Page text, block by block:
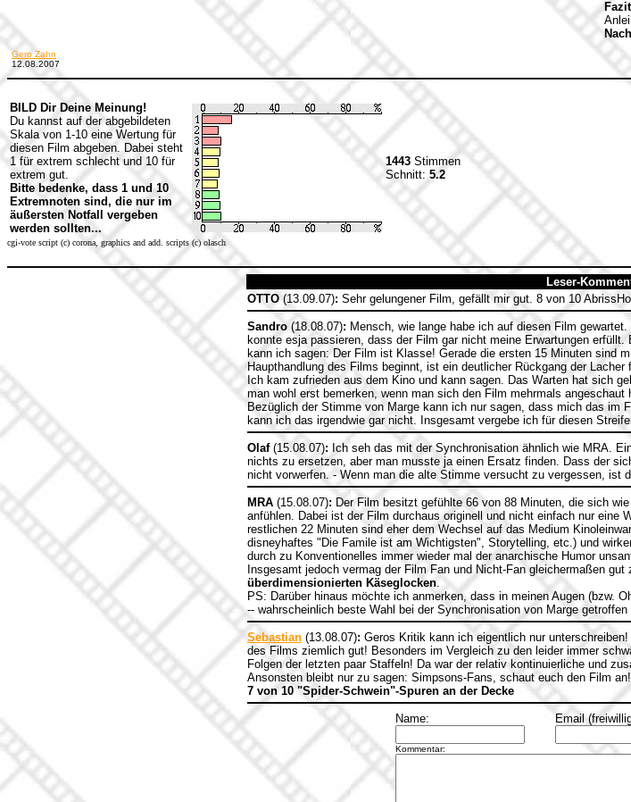
Gero Zahn
12.08.2007
BILD Dir Deine Meinung!
Du kannst auf der abgebildeten
Skala von 1-10 eine Wertung für
diesen Film abgeben. Dabei steht
1 für extrem schlecht und 10 für
extrem gut.
Bitte bedenke, dass 1 und 10
Extremnoten sind, die nur im
äußersten Notfall vergeben
werden sollten...
1443 Stimmen
Schnitt: 5.2
cgi-vote script (c) corona, graphics and add. scripts (c) olasch
Leser-
OTTO(13.09.07): Sehr gelungener Film, gefällt mir gut. 8 von 10
Sandro (18.08.07): Mensch, wie lange habe ich auf diesen Film
konnte esja passieren, dass der Film gar nicht meine Erwartungen
kann ich sagen: Der Film ist Klasse! Gerade die ersten 15 Minuten sind
Haupthandlung des Films beginnt, ist ein deutlicher Rückgang der
Ich kam zufrieden aus dem Kino und kann sagen. Das Warten hat sich
man wohl erst bemerken, wenn man sich den Film mehrmals
Bezüglich der Stimme von Marge kann ich nur sagen, dass mich das im
kann ich das irgendwie gar nicht. Insgesamt vergebe ich für diesen
Olaf(15.08.07): Ich seh das mit der Synchronisation ähnlich wie MRA.
nichts zu ersetzen, aber man musste ja einen Ersatz finden. Dass der
nicht vorwerfen. - Wenn man die alte Stimme versucht zu vergessen, ist
MRA (15.08.07): Der Film besitzt gefühlte 66 von 88 Minuten, die sich
anfühlen. Dabei ist der Film durchaus originell und nicht einfach nur eine
restlichen 22 Minuten sind eher dem Wechsel auf das Medium
disneyhaftes "Die Famile ist am Wichtigsten", Storytelling, etc.) und
durch zu Konventionelles immer wieder mal der anarchische Humor
Insgesamt jedoch vermag der Film Fan und Nicht-Fan gleichermaßen
überdimensionierten Käseglocken.
PS: Darüber hinaus möchte ich anmerken, dass in meinen Augen (bzw.
-- wahrscheinlich beste Wahl bei der Synchronisation von Marge getroffen
Sebastian (13.08.07): Geros Kritik kann ich eigentlich nur
des Films ziemlich gut! Besonders im Vergleich zu den leider immer
Folgen der letzten paar Staffeln! Da war der relativ kontinuierliche und
Ansonsten bleibt nur zu sagen: Simpsons-Fans, schaut euch den Film
7 von 10 "Spider-Schwein"-Spuren an der Decke
Name: Email
Kommentar: